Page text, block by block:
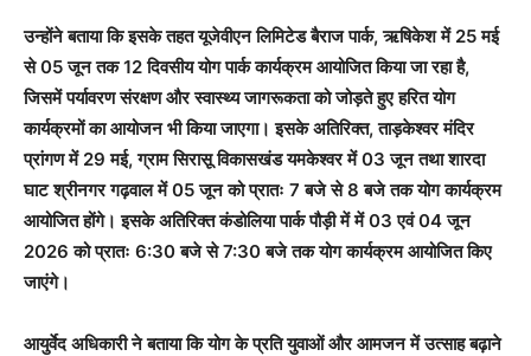
उन्होंने बताया कि इसके तहत यूजेवीएन लिमिटेड बैराज पार्क, ऋषिकेश में 25 मई
से 05 जून तक 12 दिवसीय योग पार्क कार्यक्रम आयोजित किया जा रहा है,
जिसमें पर्यावरण संरक्षण और स्वास्थ्य जागरूकता को जोड़ते हुए हरित योग
कार्यक्रमों का आयोजन भी किया जाएगा। इसके अतिरिक्त, ताड़केश्वर मंदिर
प्रांगण में 29 मई, ग्राम सिरासू विकासखंड यमकेश्वर में 03 जून तथा शारदा
घाट श्रीनगर गढ़वाल में 05 जून को प्रातः 7 बजे से 8 बजे तक योग कार्यक्रम
आयोजित होंगे। इसके अतिरिक्त कंडोलिया पार्क पौड़ी में में 03 एवं 04 जून
2026 को प्रातः 6:30 बजे से 7:30 बजे तक योग कार्यक्रम आयोजित किए
जाएंगे।
आयुर्वेद अधिकारी ने बताया कि योग के प्रति युवाओं और आमजन में उत्साह बढ़ाने